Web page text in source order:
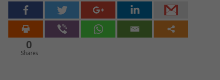
0
Shares